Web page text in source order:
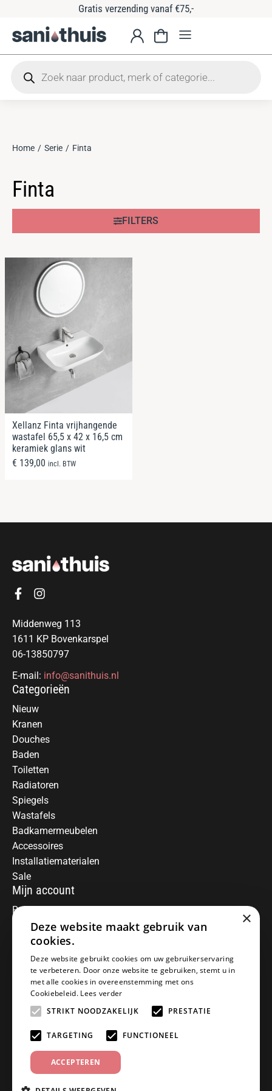
Gratis verzending vanaf €75,-
Je bent hier:
Home Serie Finta
Finta
FILTERS
Xellanz Finta vrijhangende
wastafel 65,5 x 42 x 16,5 cm
keramiek glans wit
€ 139,00 incl. BTW
Middenweg 113
1611 KP Bovenkarspel
06-13850797
E-mail: info@sanithuis.nl
Categorieën
Nieuw
Kranen
Douches
Baden
Toiletten
Radiatoren
Spiegels
Wastafels
Badkamermeubelen
Accessoires
Installatiematerialen
Sale
Mijn account
Registreren
Mijn bestellingen
Informatie
Over ons
Algemene voorwaarden
Disclaimer
Privacy Policy
Betaalmethoden
Retourneren
Klantenservice
Offerte aanvragen
×
Deze website maakt gebruik van
cookies.
Deze website gebruikt cookies om uw gebruikerservaring
te verbeteren. Door onze website te gebruiken, stemt u in
met alle cookies in overeenstemming met ons
Cookiebeleid. Lees verder
STRIKT NOODZAKELIJK
PRESTATIE
TARGETING FUNCTIONEEL
ACCEPTEREN